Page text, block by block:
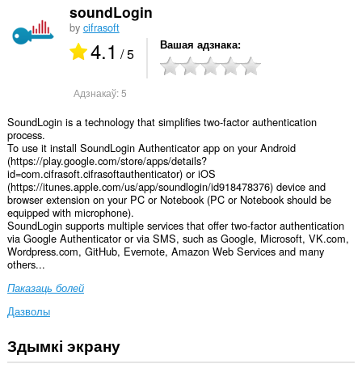
soundLogin
by cifrasoft
4.1 / 5 Вашая адзнака
Адзнакаў:5
SoundLogin is a technology that simplifies two-factor authentication
process.
To use it install SoundLogin Authenticator app on your Android
(https://play.google.com/store/apps/details?
id=com.cifrasoft.cifrasoftauthenticator) or iOS
(https://itunes.apple.com/us/app/soundlogin/id918478376) device and
browser extension on your PC or Notebook (PC or Notebook should be
equipped with microphone).
SoundLogin supports multiple services that offer two-factor authentication
via Google Authenticator or via SMS, such as Google, Microsoft, VK.com,
Wordpress.com, GitHub, Evernote, Amazon Web Services and many
others...
Паказаць болей
Дазволы
Гэта
пашырэнне
Здымкі экрану